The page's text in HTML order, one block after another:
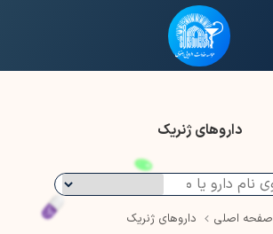
داروهای ژنریک
صفحه اصلی داروهای ژنریک